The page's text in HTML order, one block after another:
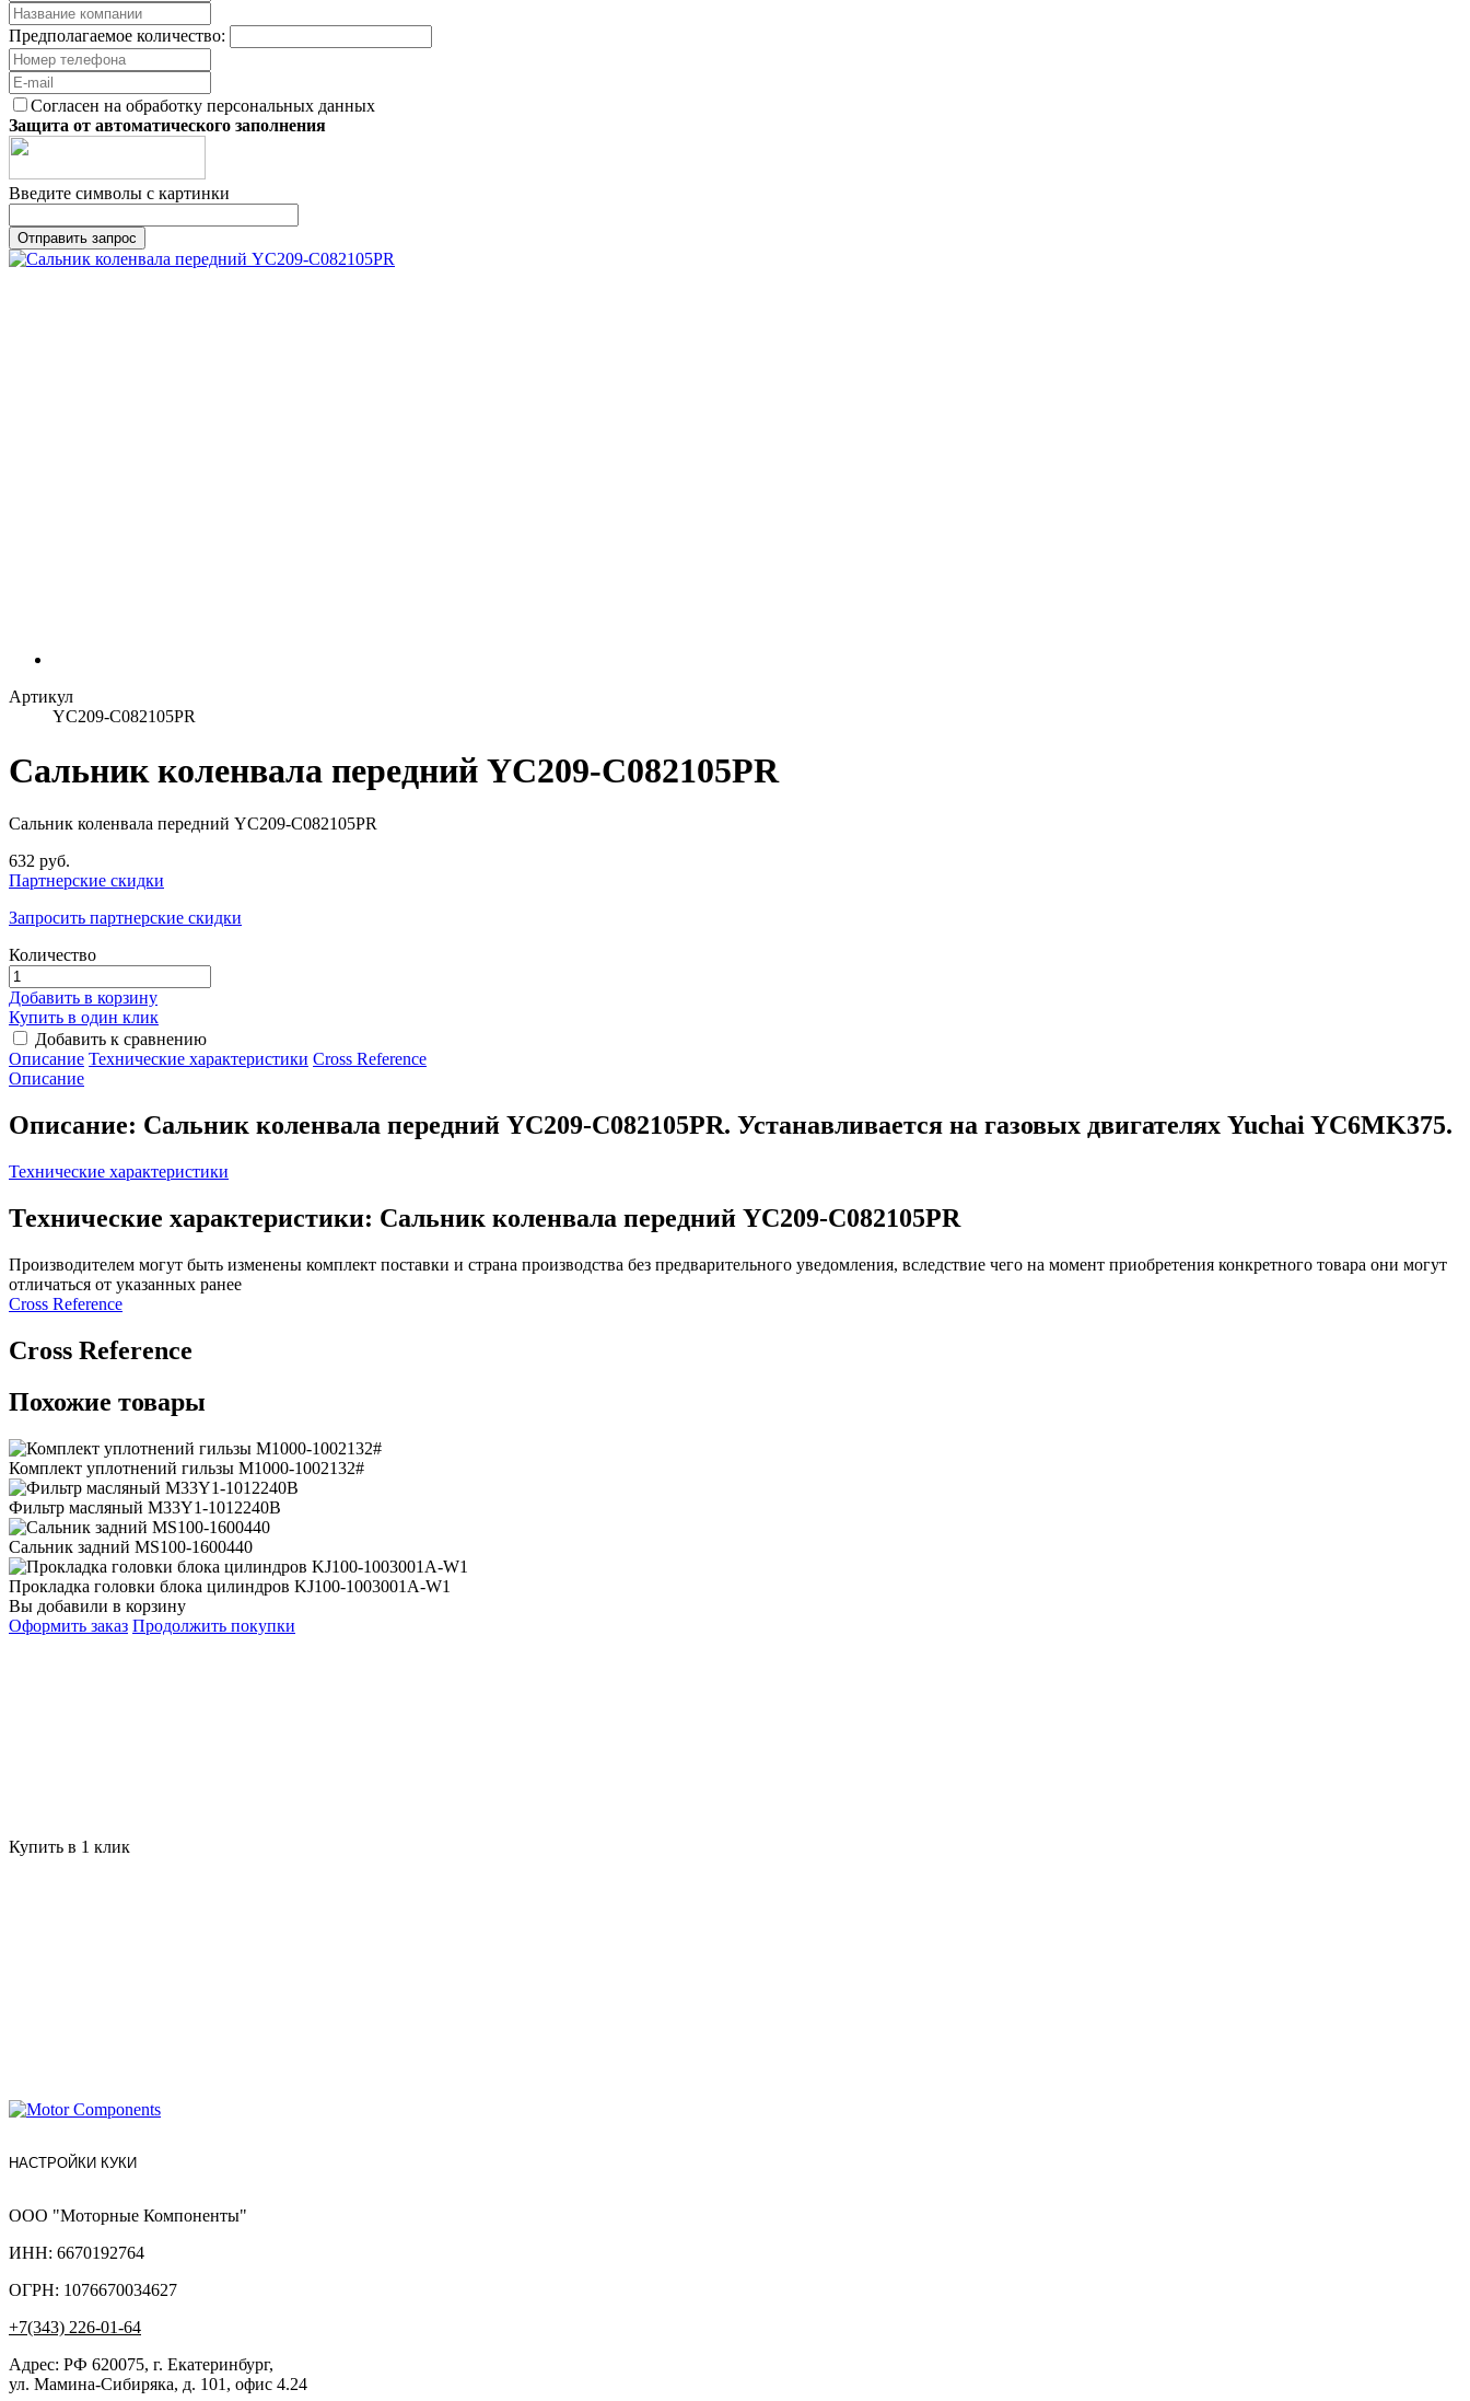
Предполагаемое количество:
Согласен на обработку персональных данных
Защита от автоматического заполнения
Введите символы с картинки
Артикул
YC209-C082105PR
Сальник коленвала передний YC209-C082105PR
Сальник коленвала передний YC209-C082105PR
632 руб.
Партнерские скидки
Запросить партнерские скидки
Количество
Добавить в корзину
Купить в один клик
Добавить к сравнению
Описание Технические характеристики Сross Reference
Описание
Описание: Сальник коленвала передний YC209-C082105PR. Устанавливается на газовых двигателях Yuchai YC6MK375.
Технические характеристики
Технические характеристики: Сальник коленвала передний YC209-C082105PR
Производителем могут быть изменены комплект поставки и страна производства без предварительного уведомления, вследствие чего на момент приобретения конкретного товара они могут
отличаться от указанных ранее
Сross Reference
Сross Reference
Похожие товары
Комплект уплотнений гильзы M1000-1002132#
Фильтр масляный M33Y1-1012240B
Сальник задний MS100-1600440
Прокладка головки блока цилиндров KJ100-1003001A-W1
Вы добавили в корзину
Оформить заказ Продолжить покупки
Купить в 1 клик
НАСТРОЙКИ КУКИ
ООО "Моторные Компоненты"
ИНН: 6670192764
ОГРН: 1076670034627
+7(343) 226-01-64
Адрес: РФ 620075, г. Екатеринбург,
ул. Мамина-Сибиряка, д. 101, офис 4.24